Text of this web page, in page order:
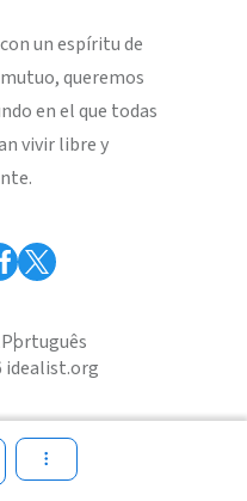
un espíritu de
queremos
en el que todas
vivir libre y
Português
idealist.org